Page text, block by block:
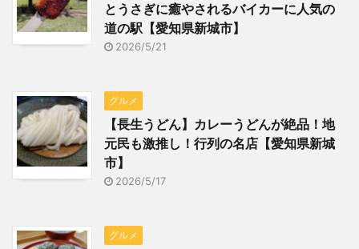
とうさぎに癒やされるバイカーに人気の
道の駅【愛知県新城市】
2026/5/21
グルメ
【長生うどん】カレーうどんが絶品！地
元民も激推し！行列の名店【愛知県新城
市】
2026/5/17
グルメ